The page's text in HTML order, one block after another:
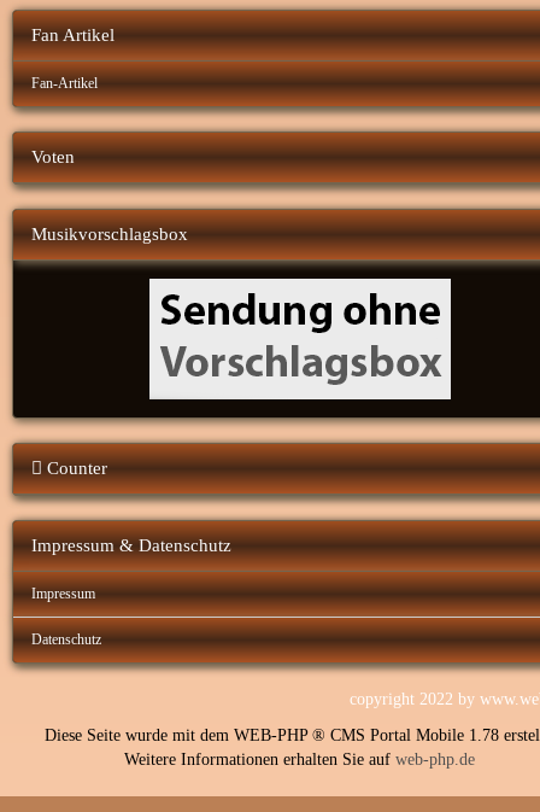
Fan Artikel
Fan-Artikel
Voten
Musikvorschlagsbox
Counter
Impressum & Datenschutz
Impressum
Datenschutz
copyright 2022 by
Diese Seite wurde mit dem WEB-PHP ® CMS Portal Mobile 1.78
Weitere Informationen erhalten Sie auf web-php.de